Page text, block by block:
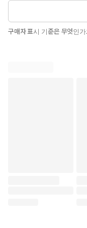
연간 수익률에 의해 돈이
인플레이션을 감안한 실
구매자 표시 기준은 무엇인가